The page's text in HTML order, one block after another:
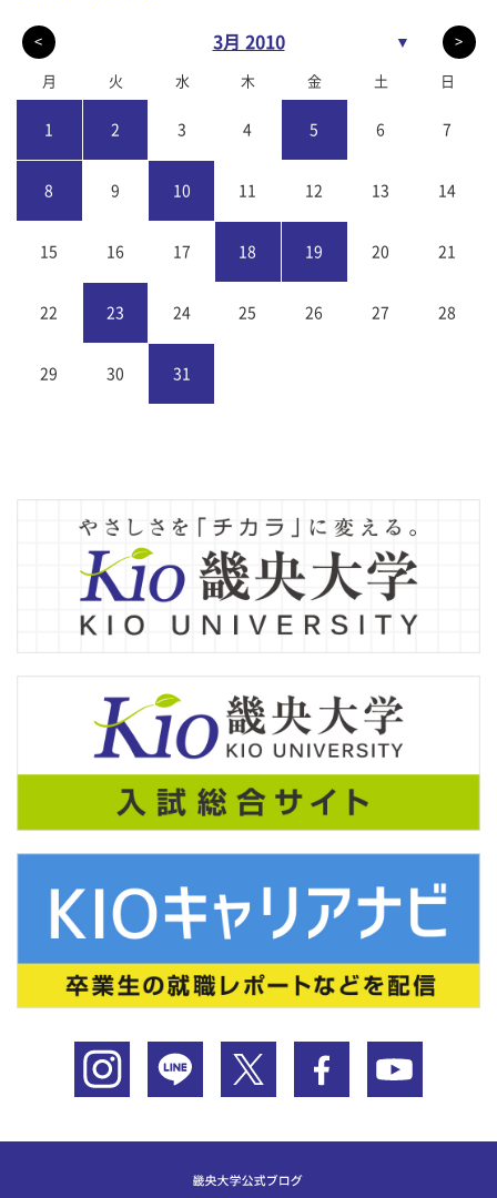
< 3月 2010 ▼ >
月 火 水 木 金 土 日
1 2 3 4 5 6 7
8 9 10 11 12 13 14
15 16 17 18 19 20 21
22 23 24 25 26 27 28
29 30 31